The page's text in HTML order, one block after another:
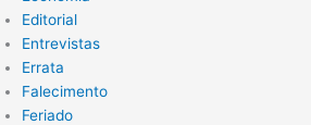
Editorial
Entrevistas
Errata
Falecimento
Feriado